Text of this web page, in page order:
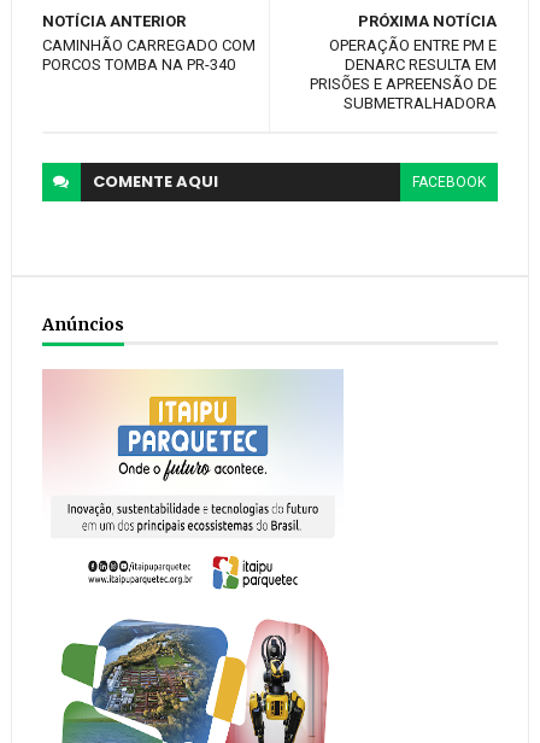
PRÓXIMA NOTÍCIA
OPERAÇÃO ENTRE PM E
DENARC RESULTA EM
PRISÕES E APREENSÃO DE
SUBMETRALHADORA
NOTÍCIA ANTERIOR
CAMINHÃO CARREGADO COM
PORCOS TOMBA NA PR-340
COMENTEAQUI FACEBOOK
Anúncios